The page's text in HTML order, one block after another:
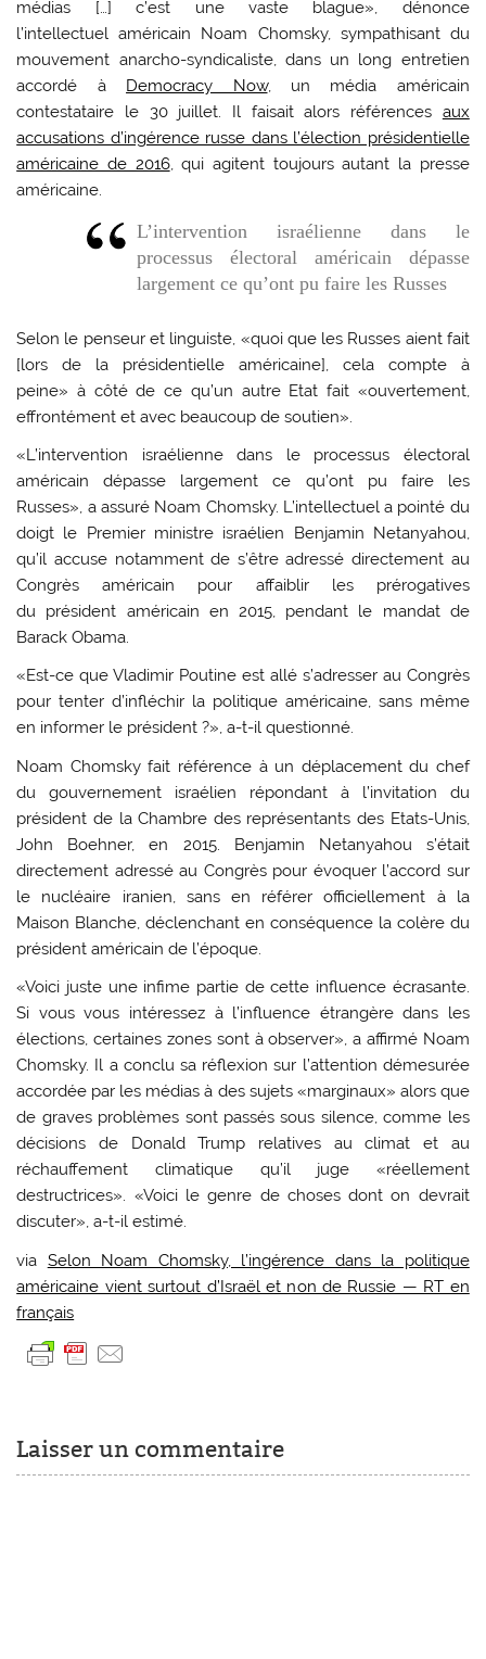
médias […]
c’est une vaste blague», dénonce
l’intellectuel américain Noam Chomsky, sympathisant du
mouvement anarcho-syndicaliste, dans un long entretien
accordé à Democracy Now, un média américain
contestataire le 30 juillet. Il faisait alors références aux
accusations d’ingérence russe dans l’élection présidentielle
américaine de 2016, qui agitent toujours autant la presse
américaine.
L’intervention israélienne dans le
processus électoral américain dépasse
largement ce qu’ont pu faire les Russes
Selon le penseur et linguiste, «quoi que les Russes aient fait
[lors de la présidentielle américaine], cela compte à
peine» à côté de ce qu’un autre Etat fait «ouvertement,
effrontément et avec beaucoup de soutien».
«L’intervention israélienne dans le processus électoral
américain dépasse largement ce qu’ont pu faire les
Russes», a assuré Noam Chomsky. L’intellectuel a pointé du
doigt le Premier ministre israélien Benjamin Netanyahou,
qu’il accuse notamment de s’être adressé directement au
Congrès américain pour affaiblir les prérogatives
du président américain en 2015, pendant le mandat de
Barack Obama.
«Est-ce que Vladimir Poutine est allé s’adresser au Congrès
pour tenter d’infléchir la politique américaine, sans même
en informer le président ?», a-t-il questionné.
Noam Chomsky fait référence à un déplacement du chef
du gouvernement israélien répondant à l’invitation du
président de la Chambre des représentants des Etats-Unis,
John Boehner, en 2015. Benjamin Netanyahou s’était
directement adressé au Congrès pour évoquer l’accord sur
le nucléaire iranien, sans en référer officiellement à la
Maison Blanche, déclenchant en conséquence la colère du
président américain de l’époque.
«Voici juste une infime partie de cette influence écrasante.
Si vous vous intéressez à l’influence étrangère dans les
élections, certaines zones sont à observer», a affirmé Noam
Chomsky. Il a conclu sa réflexion sur l’attention démesurée
accordée par les médias à des sujets «marginaux» alors que
de graves problèmes sont passés sous silence, comme les
décisions de Donald Trump relatives au climat et au
réchauffement climatique qu’il juge «réellement
destructrices». «Voici le genre de choses dont on devrait
discuter», a-t-il estimé.
via Selon Noam Chomsky, l’ingérence dans la politique
américaine vient surtout d’Israël et non de Russie — RT en
français
Laisser un commentaire